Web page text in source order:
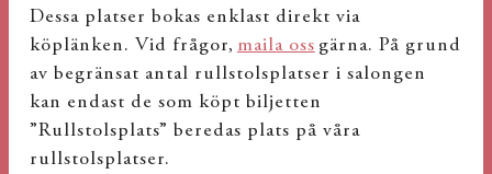
Dessa platser bokas enklast direkt via
köplänken. Vid frågor, maila oss gärna. På grund
av begränsat antal rullstolsplatser i salongen
kan endast de som köpt biljetten
”Rullstolsplats” beredas plats på våra
rullstolsplatser.